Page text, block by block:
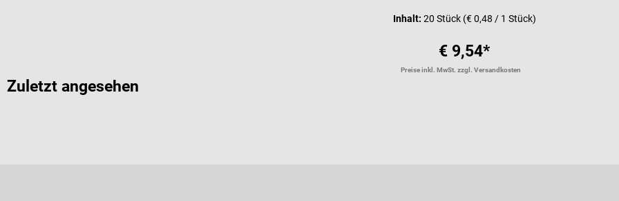
Inhalt: 20 Stück (€ 0,48 / 1 Stück)
€ 9,54*
Preise inkl. MwSt. zzgl. Versandkosten
Zuletzt angesehen